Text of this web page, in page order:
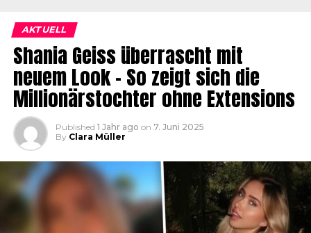
AKTUELL
Shania Geiss überrascht mit
neuem Look – So zeigt sich die
Millionärstochter ohne Extensions
Published 1 Jahr ago on 7. Juni 2025
By Clara Müller